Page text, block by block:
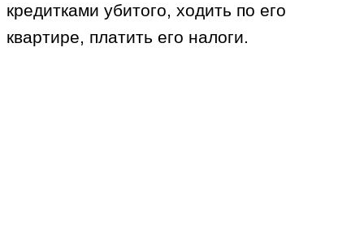
кредитками убитого, ходить по его
квартире, платить его налоги.